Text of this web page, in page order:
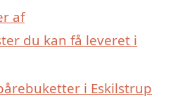
af
du kan få leveret i
i Eskilstrup